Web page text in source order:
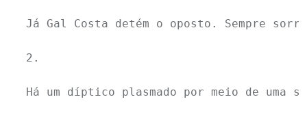
Já Gal Costa detém o oposto. Sempre
2.
Há um díptico plasmado por meio de